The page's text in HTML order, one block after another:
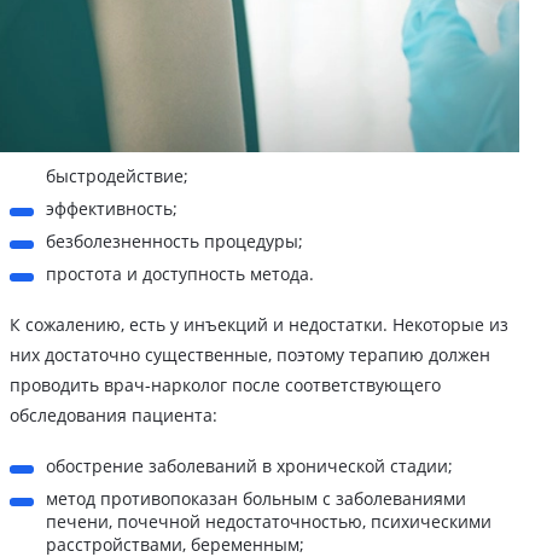
быстродействие;
эффективность;
безболезненность процедуры;
простота и доступность метода.
К сожалению, есть у инъекций и недостатки. Некоторые из
них достаточно существенные, поэтому терапию должен
проводить врач-нарколог после соответствующего
обследования пациента:
обострение заболеваний в хронической стадии;
метод противопоказан больным с заболеваниями
печени, почечной недостаточностью, психическими
расстройствами, беременным;